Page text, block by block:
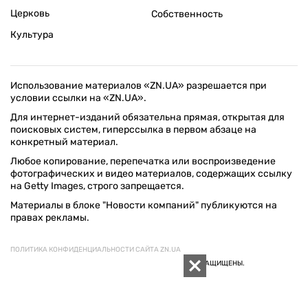
Церковь
Культура
Собственность
Использование материалов «ZN.UA» разрешается при
условии ссылки на «ZN.UA».
Для интернет-изданий обязательна прямая, открытая для
поисковых систем, гиперссылка в первом абзаце на
конкретный материал.
Любое копирование, перепечатка или воспроизведение
фотографических и видео материалов, содержащих ссылку
на Getty Images, строго запрещается.
Материалы в блоке "Новости компаний" публикуются на
правах рекламы.
ПОЛИТИКА КОНФИДЕНЦИАЛЬНОСТИ САЙТА ZN.UA
© 1994–2026 «ЗЕРКАЛО НЕДЕЛИ. УКРАИНА». ВСЕ ПРАВА ЗАЩИЩЕНЫ.